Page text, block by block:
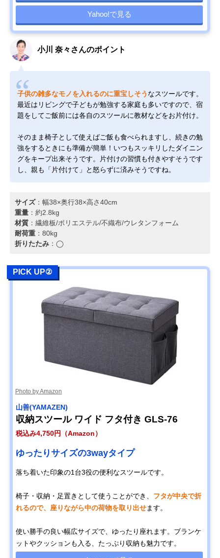
Yahoo!で見る
小川 奈々さんのポイント
子供の雑多なモノを入れるのに重宝しそう なスツールです。
最近はリビングで子どもが勉強する家庭も多いですので、宿
題をしてご飯前には各自のスツールに教材などをお片付け。
そのまま椅子として使えばご飯も食べられますし、続きの勉
強をするときにも準備が簡単！いつもスッキリしたダイニン
グをキープ出来そうです。片付けの習慣も付きやすそうです
し、親も「片付けて」と怒らずに済みそうですね。
サイズ：幅38×奥行38×高さ40cm
重量 ：約2.8kg
材質 ：繊維板/ポリエステル/不織布/ウレタンフォーム
耐荷重 ：80kg
折りたたみ ：◯
PICK UP②
Photo by Amazon
山善(YAMAZEN)
収納スツール ワイド フタ付き GLS-76
税込み4,750円（Amazon）
ゆったりサイズの3wayタイプ
落ち着いた印象の1台3役の便利なスツールです。
椅子・収納・足置きとして使うことができ、 フタが中央で折
れるので、座りながら中の荷物を取り出せます。
使い勝手の良い幅広サイズで、ゆったり座れます。ブランケ
ットやクッションも入る、たっぷり収納も魅力です。